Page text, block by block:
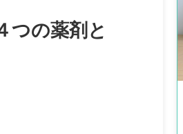
つの薬剤と